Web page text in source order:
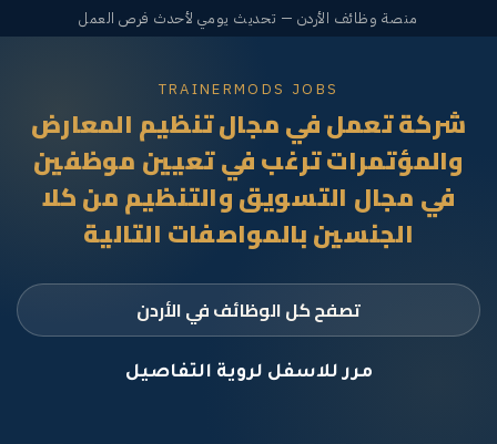
منصة وظائف الأردن — تحديث يومي لأحدث فرص العمل
TRAINERMODS JOBS
شركة تعمل في مجال تنظيم المعارض
والمؤتمرات ترغب في تعيين موظفين
في مجال التسويق والتنظيم من كلا
الجنسين بالمواصفات التالية
تصفح كل الوظائف في الأردن
مرر للاسفل لروية التفاصيل